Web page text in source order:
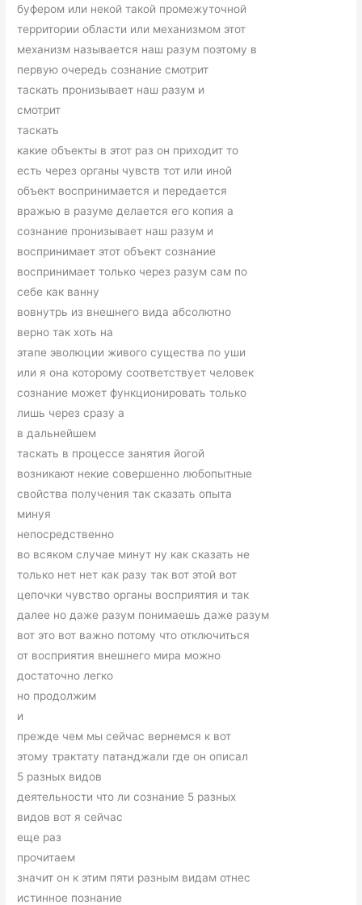
буфером или некой такой промежуточной
территории области или механизмом этот
механизм называется наш разум поэтому в
первую очередь сознание смотрит
таскать пронизывает наш разум и
смотрит
таскать
какие объекты в этот раз он приходит то
есть через органы чувств тот или иной
объект воспринимается и передается
вражью в разуме делается его копия а
сознание пронизывает наш разум и
воспринимает этот объект сознание
воспринимает только через разум сам по
себе как ванну
вовнутрь из внешнего вида абсолютно
верно так хоть на
этапе эволюции живого существа по уши
или я она которому соответствует человек
сознание может функционировать только
лишь через сразу а
в дальнейшем
таскать в процессе занятия йогой
возникают некие совершенно любопытные
свойства получения так сказать опыта
минуя
непосредственно
во всяком случае минут ну как сказать не
только нет нет как разу так вот этой вот
цепочки чувство органы восприятия и так
далее но даже разум понимаешь даже разум
вот это вот важно потому что отключиться
от восприятия внешнего мира можно
достаточно легко
но продолжим
и
прежде чем мы сейчас вернемся к вот
этому трактату патанджали где он описал
5 разных видов
деятельности что ли сознание 5 разных
видов вот я сейчас
еще раз
прочитаем
значит он к этим пяти разным видам отнес
истинное познание